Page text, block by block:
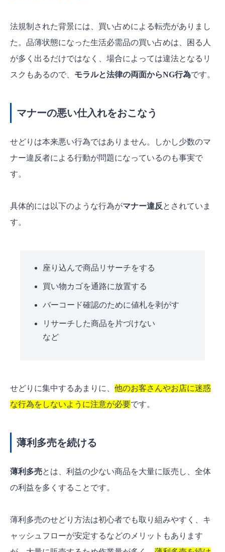
法規制された背景には、買い占めによる転売がありまし
た。品薄状態になった生活必需品の買い占めは、困る人
が多く出るだけではなく、場合によっては違法となるリ
スクもあるので、 モラルと法律の両面からNG行為です。
マナーの悪い仕入れをおこなう
せどりは本来悪い行為ではありません。しかし少数のマ
ナー違反者による行動が問題になっているのも事実で
す。
具体的には以下のような行為がマナー違反 とされていま
す。
座り込んで商品リサーチをする
買い物カゴを通路に放置する
バーコード確認のために値札を剥がす
リサーチした商品を片づけない
など
せどりに集中するあまりに、 他のお客さんやお店に迷惑
な行為をしないように注意が必要です。
薄利多売を続ける
薄利多売とは、利益の少ない商品を大量に販売し、全体
の利益を多くすることです。
薄利多売のせどり方法は初心者でも取り組みやすく、キ
ャッシュフローが安定するなどのメリットもあります